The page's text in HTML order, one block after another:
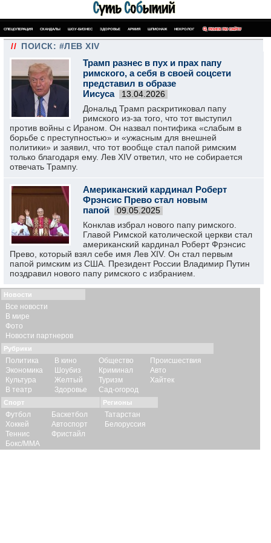
СПЕЦОПЕРАЦИЯ СКАНДАЛЫ ШОУ-БИЗНЕС ЗДОРОВЬЕ АРМИЯ ШПИОНАЖ НЕКРОЛОГ ПОИСК ПО САЙТУ
// ПОИСК: #ЛЕВ XIV
Трамп разнес в пух и прах папу
римского, а себя в своей соцсети
представил в образе
Иисуса
13.04.2026
Дональд Трамп раскритиковал папу
римского из-за того, что тот выступил
против войны с Ираном. Он назвал понтифика «слабым в
борьбе с преступностью» и «ужасным для внешней
политики» и заявил, что тот вообще стал папой римским
только благодаря ему. Лев XIV ответил, что не собирается
отвечать Трампу.
Американский кардинал Роберт
Фрэнсис Прево стал новым
папой
09.05.2025
Конклав избрал нового папу римского.
Главой Римской католической церкви стал
американский кардинал Роберт Фрэнсис
Прево, который взял себе имя Лев XIV. Он стал первым
папой римским из США. Президент России Владимир Путин
поздравил нового папу римского с избранием.
Новости
Все новости
В мире
Фото
Новости партнеров
Рубрики
Политика
Экономика
Культура
В театр
В кино
Шоубиз
Желтый
Здоровье
Общество
Криминал
Туризм
Сад-огород
Происшествия
Авто
Хайтек
Спорт
Футбол
Хоккей
Теннис
Бокс/ММА
Баскетбол
Автоспорт
Фристайл
Регионы
Татарстан
Белоруссия